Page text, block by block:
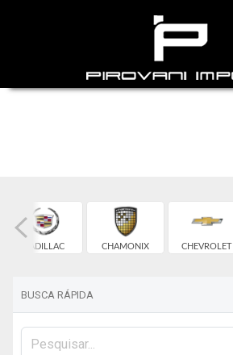
CADILLAC CHAMONIX CHEVROLET
BUSCA RÁPIDA